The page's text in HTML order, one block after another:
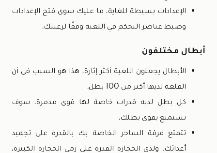
الإعدادات بسيطة للغاية، ما عليك سوى فتح الإعدادات
وضبط عناصر التحكم في اللعبة وفقًا لرغبتك.
أبطال مختلفون
الأبطال يجعلون اللعبة أكثر إثارة، هذا هو السبب في أن
القلعة لديها أكثر من 100 بطل.
كل بطل لديه قدرات خاصة لها قوى مدمرة، سوف
تستمتع بقوى بطلك.
تتمتع فرقة الساحر الخاصة بك بالقدرة على تجميد
أعدائك، ولدى الحجارة القدرة على رمي الحجارة الكبيرة،